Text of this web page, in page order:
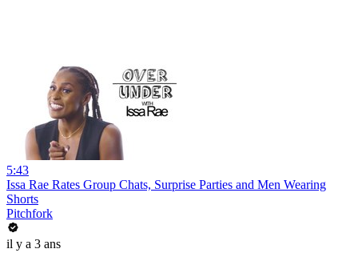
5:43
Issa Rae Rates Group Chats, Surprise Parties and Men Wearing
Shorts
Pitchfork
il y a 3 ans